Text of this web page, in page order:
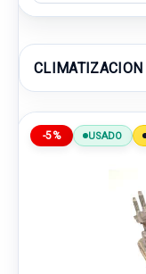
CLIMATIZACION
-5% USADO